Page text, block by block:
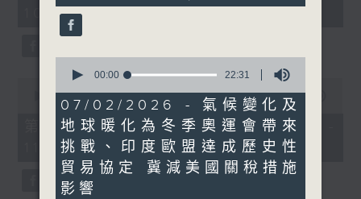
minutes,
10:30 - 12:00)
seconds
minutes,
seconds
00:00 23:30
第一部份 Part 1 (HKT 10:30 -
11:00)
seconds
seconds
22
minutes,
31
seconds
00:00 22:31
07/02/2026 - 氣候變化及
地球暖化為冬季奧運會帶來
挑戰、印度歐盟達成歷史性
貿易協定 冀減美國關稅措施
影響